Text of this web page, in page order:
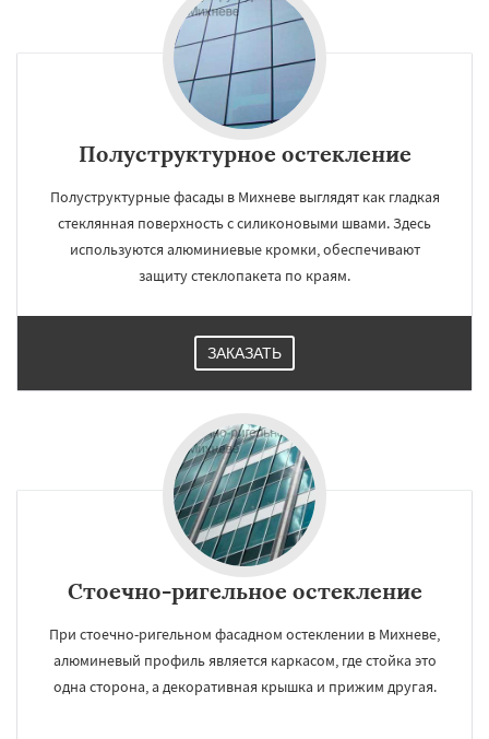
Полуструктурное остекление
Полуструктурные фасады в Михневе выглядят как гладкая
стеклянная поверхность с силиконовыми швами. Здесь
используются алюминиевые кромки, обеспечивают
защиту стеклопакета по краям.
ЗАКАЗАТЬ
Стоечно-ригельное остекление
При стоечно-ригельном фасадном остеклении в Михневе,
алюминевый профиль является каркасом, где стойка это
одна сторона, а декоративная крышка и прижим другая.